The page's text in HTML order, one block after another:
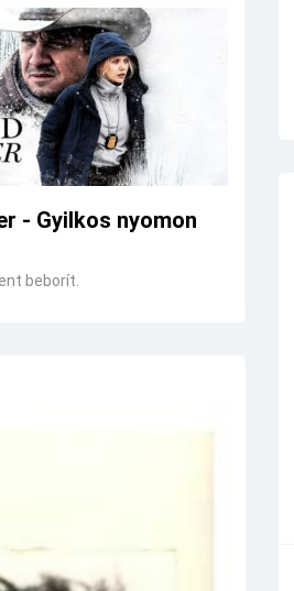
- Gyilkos nyomon
beborít.